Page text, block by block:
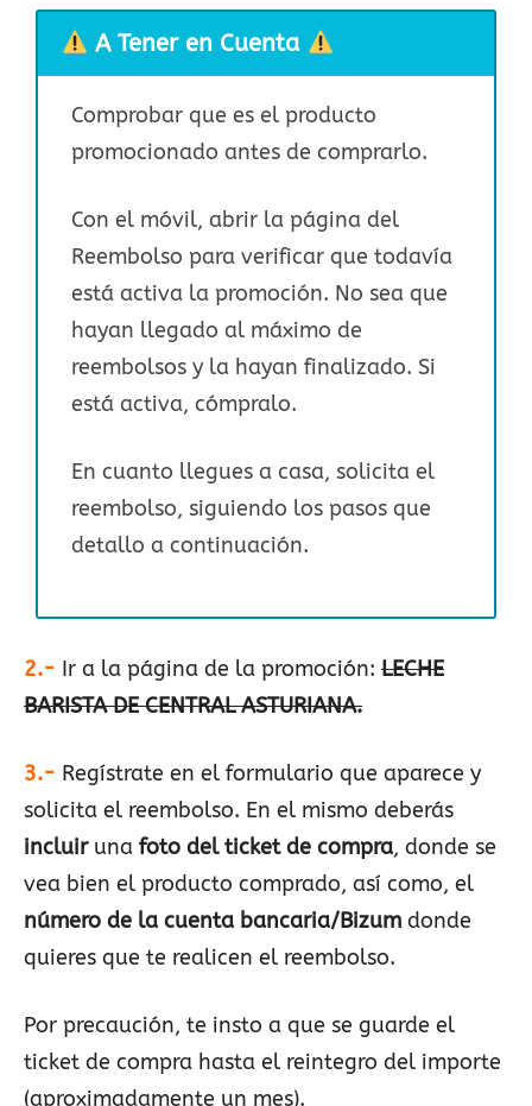
A Tener en Cuenta
Comprobar que es el producto
promocionado antes de comprarlo.
Con el móvil, abrir la página del
Reembolso para verificar que todavía
está activa la promoción. No sea que
hayan llegado al máximo de
reembolsos y la hayan finalizado. Si
está activa, cómpralo.
En cuanto llegues a casa, solicita el
reembolso, siguiendo los pasos que
detallo a continuación.
2.- Ir a la página de la promoción: LECHE
BARISTA DE CENTRAL ASTURIANA.
3.- Regístrate en el formulario que aparece y
solicita el reembolso. En el mismo deberás
incluiruna foto del ticket de compra, donde se
vea bien el producto comprado, así como, el
número de la cuenta bancaria/Bizum donde
quieres que te realicen el reembolso.
Por precaución, te insto a que se guarde el
ticket de compra hasta el reintegro del importe
(aproximadamente un mes).